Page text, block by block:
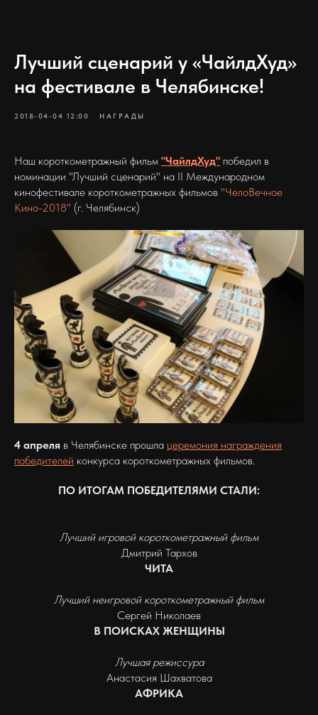
Лучший сценарий у «ЧайлдХуд»
на фестивале в Челябинске!
2018-04-04 12:00 НАГРАДЫ
Наш короткометражный фильм "ЧайлдХуд" победил в
номинации "Лучший сценарий" на II Международном
кинофестивале короткометражных фильмов "ЧелоВечное
Кино-2018" (г. Челябинск)
4 апреля в Челябинске прошла церемония награждения
победителей конкурса короткометражных фильмов.
ПО ИТОГАМ ПОБЕДИТЕЛЯМИ СТАЛИ:
Лучший игровой короткометражный фильм
Дмитрий Тархов
ЧИТА
Лучший неигровой короткометражный фильм
Сергей Николаев
В ПОИСКАХ ЖЕНЩИНЫ
Лучшая режиссура
Анастасия Шахватова
АФРИКА